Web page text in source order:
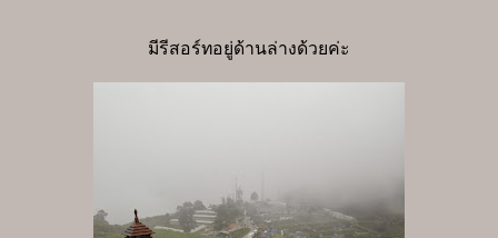
มีรีสอร์ทอยู่ด้านล่างด้วยค่ะ